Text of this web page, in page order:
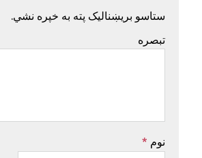
ستاسو بریښنالیک پته به خپره نشي.
تبصره
نوم *